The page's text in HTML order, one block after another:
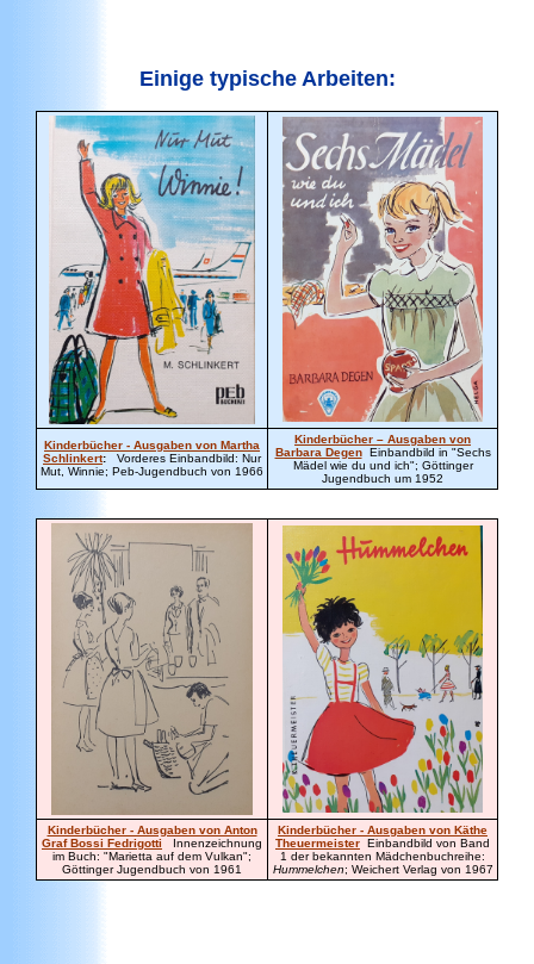
Einige typische Arbeiten:
Kinderbücher - Ausgaben von Martha
Schlinkert:
Vorderes Einbandbild: Nur
Mut, Winnie; Peb-Jugendbuch von 1966
Kinderbücher – Ausgaben von
Barbara Degen Einbandbild in "Sechs
Mädel wie du und ich"; Göttinger
Jugendbuch um 1952
Kinderbücher - Ausgaben von Anton
Graf Bossi Fedrigotti
Innenzeichnung
im Buch: "Marietta auf dem Vulkan";
Göttinger Jugendbuch von 1961
Kinderbücher - Ausgaben von Käthe
Theuermeister Einbandbild von Band
1 der bekannten Mädchenbuchreihe:
Hummelchen; Weichert Verlag von 1967